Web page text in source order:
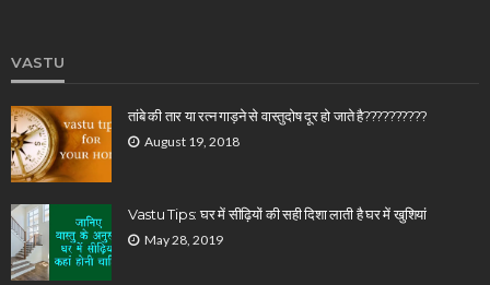
VASTU
तांबे की तार या रत्न गाड़ने से वास्तुदोष दूर हो जाते है??????????
August 19, 2018
Vastu Tips: घर में सीढ़ियों की सही दिशा लाती है घर में खुशियां
May 28, 2019